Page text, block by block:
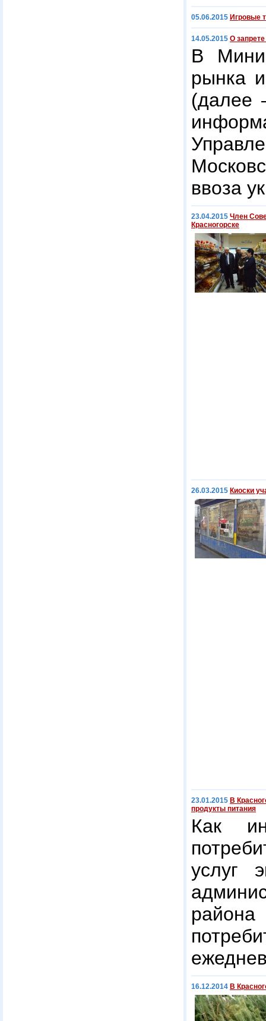
05.06.2015 Игровые
14.05.2015 О
В
рынка
(далее
ввоза
23.04.2015 Член
Красногорске
26.03.2015 Киоски
23.01.2015 В
продукты питания
Как
услуг
16.12.2014 В